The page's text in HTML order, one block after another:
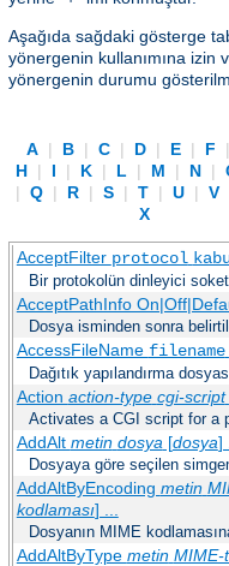
Aşağıda sağdaki gösterge
yönergenin kullanımına
yönergenin durumu
A | B | C | D | E | F |
H | I | K | L | M | N |
|
Q | R | S | T | U | V
X
AcceptFilter protocol
Bir protokolün dinleyici
AcceptPathInfo
Dosya isminden sonra
AccessFileName filename
Dağıtık yapılandırma
Action action-type cgi-script
Activates a CGI script for a
AddAlt metin dosya [dosya]
Dosyaya göre seçilen
AddAltByEncoding metin
kodlaması] ...
Dosyanın MIME
AddAltByType metin MIME-